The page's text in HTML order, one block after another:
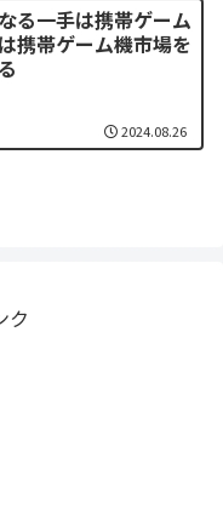
る一手は携帯ゲーム
携帯ゲーム機市場を
2024.08.26
ク